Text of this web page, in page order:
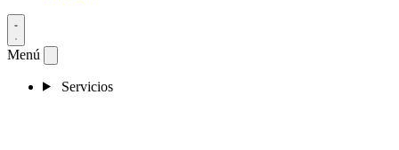
Menú
Servicios